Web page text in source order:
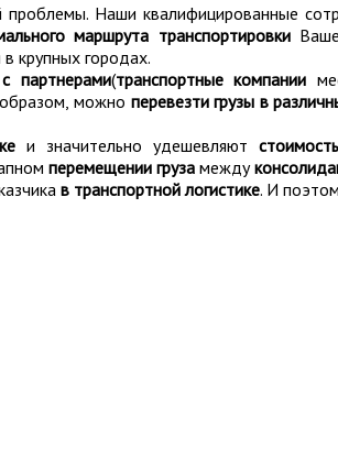
проблемы. Наши квалифицированные
маршрута транспортировки
в крупных городах.
партнерами(транспортные компании
можно перевезти грузы в
и значительно удешевляют
перемещении груза между
в транспортной логистике. И